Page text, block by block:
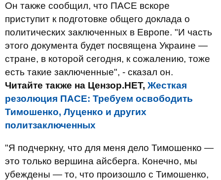
Он также сообщил, что ПАСЕ вскоре
приступит к подготовке общего доклада о
политических заключенных в Европе. "И часть
этого документа будет посвящена Украине —
стране, в которой сегодня, к сожалению, тоже
есть такие заключенные", - сказал он.
Читайте также на Цензор.НЕТ, Жесткая
резолюция ПАСЕ: Требуем освободить
Тимошенко, Луценко и других
политзаключенных
"Я подчеркну, что для меня дело Тимошенко —
это только вершина айсберга. Конечно, мы
убеждены — то, что произошло с Тимошенко,